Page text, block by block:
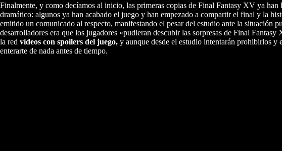
Finalmente, y como decíamos al inicio, las primeras copias de Final Fantasy XV ya han
dramático: algunos ya han acabado el juego y han empezado a compartir el final y la
emitido un comunicado al respecto, manifestando el pesar del estudio ante la situación
desarrolladores era que los jugadores «pudieran descubir las sorpresas de Final
la red vídeos con spoilers del juego, y aunque desde el estudio intentarán prohibirlos y
enterarte de nada antes de tiempo.